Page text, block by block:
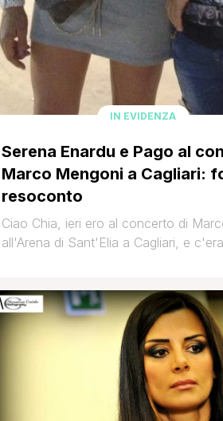
IN EVIDENZA
Serena Enardu e Pago al
Marco Mengoni a Cagliari:
resoconto
Ciao Chia, ieri ero al concerto di
all'Arena di Sant'Elia a Cagliari, e
sentisse senza privacy.. Lei è
sorridente nonostante il caldo (c'era
del 95%, si moriva proprio!), poi ci